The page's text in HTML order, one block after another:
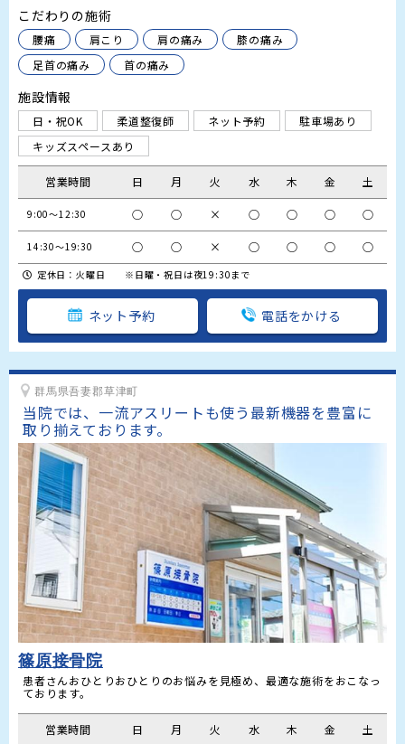
こだわりの施術
腰痛 肩こり 肩の痛み
膝の痛み
足首の痛み
首の痛み
施設情報
日・祝OK 柔道整復師 ネット予約
駐車場あり
キッズスペースあり
営業時間 日 月 火 水 木 金 土
9:00～12:30 ○ ○ × ○ ○ ○ ○
14:30～19:30 ○ ○ × ○ ○ ○ ○
定休日：火曜日 ※日曜・祝日は夜19:30まで
ネット予約 電話をかける
群馬県吾妻郡草津町
当院では、一流アスリートも使う最新機器を豊富に
取り揃えております。
篠原接骨院
患者さんおひとりおひとりのお悩みを見極め、最適な施術をおこなっ
ております。
営業時間 日 月 火 水 木 金 土